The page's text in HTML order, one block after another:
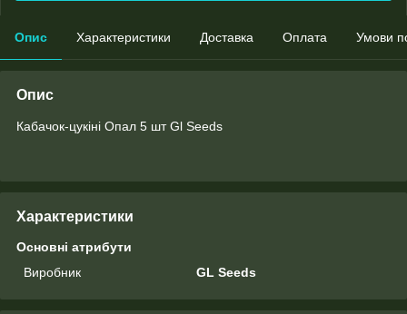
Опис Характеристики Доставка Оплата Умови
Опис
Кабачок-цукіні Опал 5 шт Gl Seeds
Характеристики
Основні атрибути
Виробник
GL Seeds